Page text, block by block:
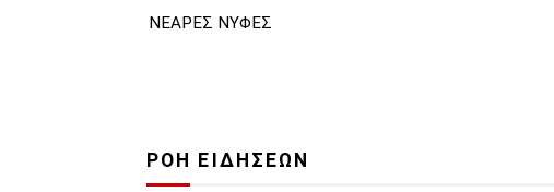
ΝΕΑΡΕΣ ΝΥΦΕΣ
ΡΟΗ ΕΙΔΗΣΕΩΝ